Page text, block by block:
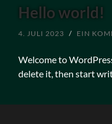
Hello world!
4. JULI 2023 / EIN
Welcome to
delete it, then start